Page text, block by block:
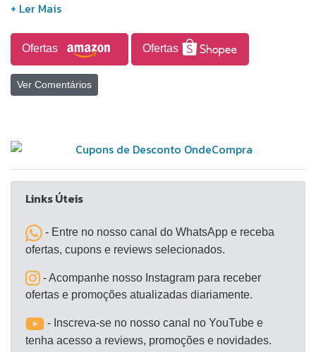
Ofertas Ofertas
Ver Comentários
Links Úteis
- Entre no nosso canal do WhatsApp e receba
ofertas, cupons e reviews selecionados.
- Acompanhe nosso Instagram para receber
ofertas e promoções atualizadas diariamente.
- Inscreva-se no nosso canal no YouTube e
tenha acesso a reviews, promoções e novidades.